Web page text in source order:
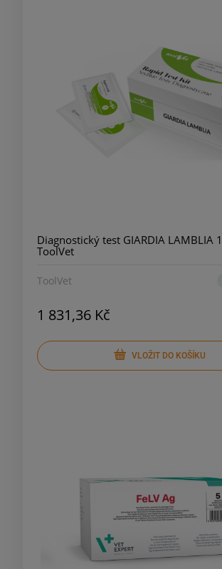
Diagnostický test GIARDIA LAMBLIA
ToolVet
ToolVet
1 831,36 Kč
VLOŽIT DO KOŠÍKU